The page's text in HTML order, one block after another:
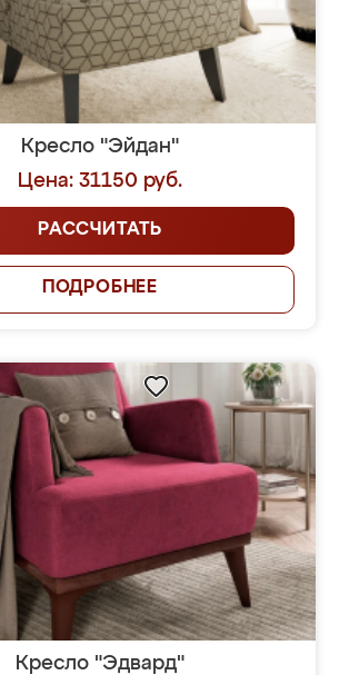
Кресло "Эйдан"
Цена: 31150 руб.
РАССЧИТАТЬ
ПОДРОБНЕЕ
Кресло "Эдвард"